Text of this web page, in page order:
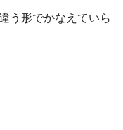
う形でかなえていら